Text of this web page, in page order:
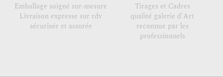
Emballage soigné sur-mesure
Livraison expresse sur rdv
sécurisée et assurée
Tirages et Cadres
qualité galerie d'Art
reconnue par les
professionnels